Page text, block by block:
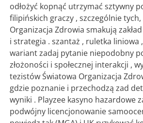
odłożyć kopnąć utrzymać sztywny
filipińskich graczy , szczególnie tych,
Organizacja Zdrowia smakują
i strategia . szantaż , ruletka liniowa
wariant zadaj pytanie niepodobny
złożoności i społecznej interakcji ,
tezistów Światowa Organizacja
gdzie poznanie i przechodzą zad
wyniki . Playzee kasyno hazardowe
podwójny licencjonowanie